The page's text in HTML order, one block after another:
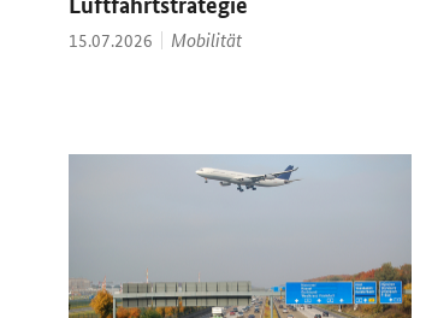
Datum:
15.07.2026 Thema:
Mobilität